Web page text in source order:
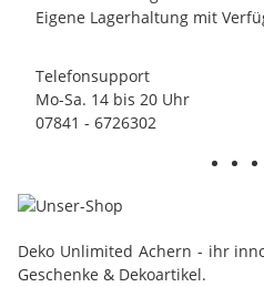
Eigene Lagerhaltung mit
Telefonsupport
Mo-Sa. 14 bis 20 Uhr
07841 - 6726302
Deko Unlimited Achern - ihr
Geschenke & Dekoartikel.